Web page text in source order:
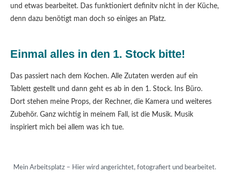
und etwas bearbeitet. Das funktioniert definitv nicht in der Küche,
denn dazu benötigt man doch so einiges an Platz.
Einmal alles in den 1. Stock bitte!
Das passiert nach dem Kochen. Alle Zutaten werden auf ein
Tablett gestellt und dann geht es ab in den 1. Stock. Ins Büro.
Dort stehen meine Props, der Rechner, die Kamera und weiteres
Zubehör. Ganz wichtig in meinem Fall, ist die Musik. Musik
inspiriert mich bei allem was ich tue.
Mein Arbeitsplatz – Hier wird angerichtet, fotografiert und bearbeitet.